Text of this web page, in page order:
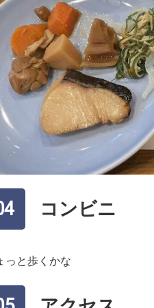
コンビニ
っと歩くかな